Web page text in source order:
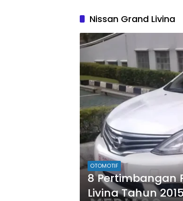
Nissan Grand Livina
OTOMOTIF
8 Pertimbangan
Livina Tahun 2015